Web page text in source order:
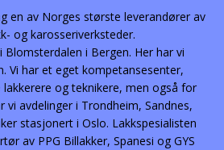
en av Norges største leverandører av
og karosseriverksteder.
i Bergen. Her har vi
Vi har et eget kompetansesenter,
og teknikere, men også for
vi avdelinger i Trondheim, Sandnes,
stasjonert i Oslo. Lakkspesialisten
av PPG Billakker, Spanesi og GYS